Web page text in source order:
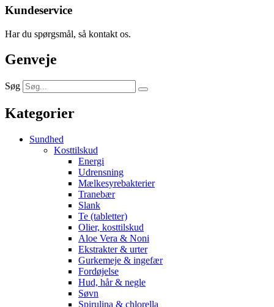
Kundeservice
Har du spørgsmål, så kontakt os.
Genveje
Søg
Kategorier
Sundhed
Kosttilskud
Energi
Udrensning
Mælkesyrebakterier
Tranebær
Slank
Te (tabletter)
Olier, kosttilskud
Aloe Vera & Noni
Ekstrakter & urter
Gurkemeje & ingefær
Fordøjelse
Hud, hår & negle
Søvn
Spirulina & chlorella